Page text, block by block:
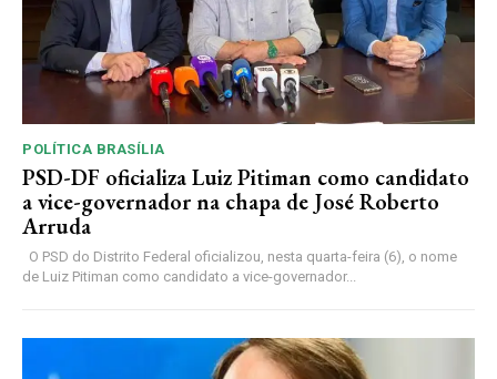
POLÍTICA BRASÍLIA
PSD-DF oficializa Luiz Pitiman como candidato
a vice-governador na chapa de José Roberto
Arruda
de Luiz Pitiman como candidato a vice-governador...